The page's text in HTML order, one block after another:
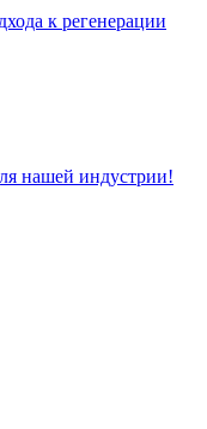
к регенерации
нашей индустрии!